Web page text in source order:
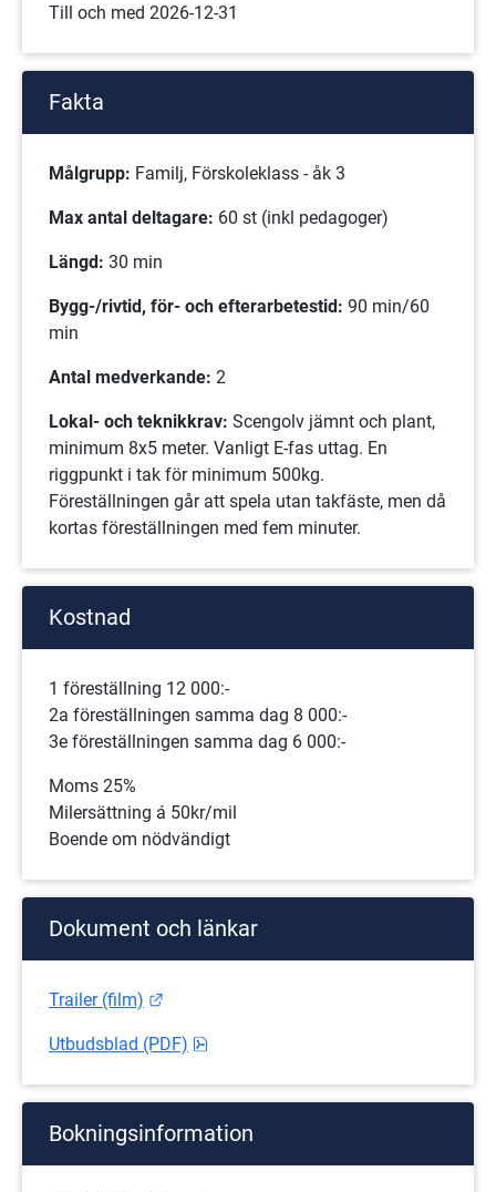
Till och med 2026-12-31
Fakta
Målgrupp: Familj, Förskoleklass - åk 3
Max antal deltagare: 60 st (inkl pedagoger)
Längd: 30 min
Bygg-/rivtid, för- och efterarbetestid: 90 min/60
min
Antal medverkande: 2
Lokal- och teknikkrav: Scengolv jämnt och plant,
minimum 8x5 meter. Vanligt E-fas uttag. En
riggpunkt i tak för minimum 500kg.
Föreställningen går att spela utan takfäste, men då
kortas föreställningen med fem minuter.
Kostnad
1 föreställning 12 000:-
2a föreställningen samma dag 8 000:-
3e föreställningen samma dag 6 000:-
Moms 25%
Milersättning á 50kr/mil
Boende om nödvändigt
Dokument och länkar
Trailer (film)
Utbudsblad (PDF)
Bokningsinformation